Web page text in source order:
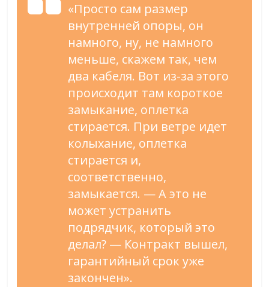
«Просто сам размер
внутренней опоры, он
намного, ну, не намного
меньше, скажем так, чем
два кабеля. Вот из-за этого
происходит там короткое
замыкание, оплетка
стирается. При ветре идет
колыхание, оплетка
стирается и,
соответственно,
замыкается. — А это не
может устранить
подрядчик, который это
делал? — Контракт вышел,
гарантийный срок уже
закончен».